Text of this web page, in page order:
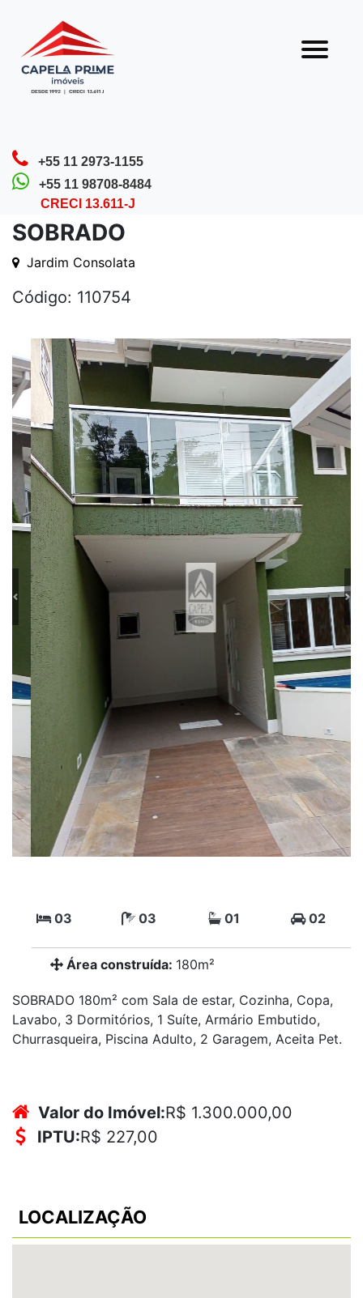
+55 11 2973-1155
+55 11 98708-8484
CRECI 13.611-J
Olá! Que bom que você veio nos visitar.
Nossa equipe está sempre pronta para te
atender.
SOBRADO
Jardim Consolata
Código: 110754
03 03 01 02
Área construída: 180m²
SOBRADO 180m² com Sala de estar, Cozinha, Copa,
Lavabo, 3 Dormitórios, 1 Suíte, Armário Embutido,
Churrasqueira, Piscina Adulto, 2 Garagem, Aceita Pet.
Valor do Imóvel:R$ 1.300.000,00
IPTU:R$ 227,00
LOCALIZAÇÃO